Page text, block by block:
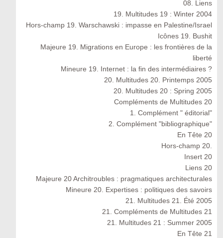
08. Liens
19. Multitudes 19 : Winter 2004
Hors-champ 19. Warschawski : impasse en Palestine/Israel
Icônes 19. Bushit
Majeure 19. Migrations en Europe : les frontières de la
liberté
Mineure 19. Internet : la fin des intermédiaires ?
20. Multitudes 20. Printemps 2005
20. Multitudes 20 : Spring 2005
Compléments de Multitudes 20
1. Complément " éditorial"
2. Complément "bibliographique"
En Tête 20
Hors-champ 20.
Insert 20
Liens 20
Majeure 20 Architroubles : pragmatiques architecturales
Mineure 20. Expertises : politiques des savoirs
21. Multitudes 21. Été 2005
21. Compléments de Multitudes 21
21. Multitudes 21 : Summer 2005
En Tête 21